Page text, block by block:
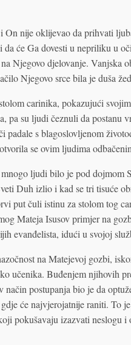
On nije oklijevao da prihvati
da će Ga dovesti u nepriliku u
Njegovo djelovanje. Vanjska
Njegovo srce bila je duša
carinika, pokazujući
pa su ljudi čeznuli da postanu
padale s blagoslovljenom
se ovim ljudima
ljudi bilo je pod dojmom
Duh izlio i kad se tri tisuće
put čuli istinu za stolom tog
Mateja Isusov primjer na
evanđelista, idući u svojoj
na Matejevoj gozbi,
učenika. Buđenjem njihovih
postupanja bio je da
će najvjerojatnije raniti. To
pokušavaju izazvati neslogu